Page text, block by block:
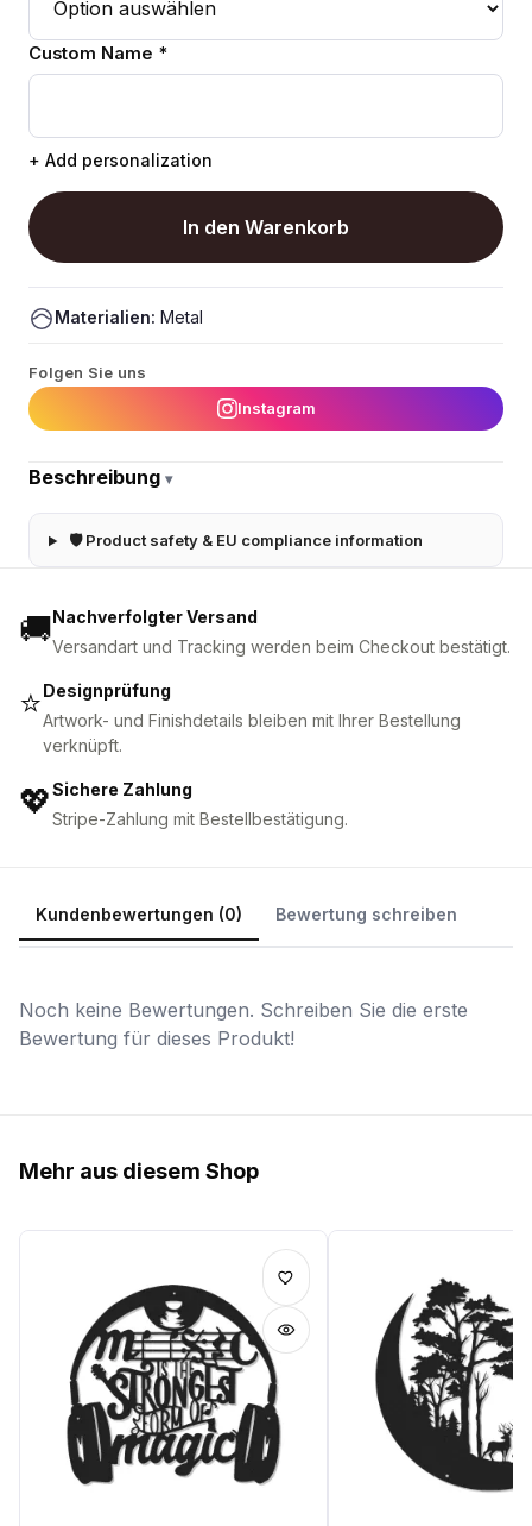
Custom Name *
+ Add personalization
In den Warenkorb
Materialien: Metal
Folgen Sie uns
Instagram
Beschreibung ▾
🛡 Product safety & EU compliance information
🚚Nachverfolgter Versand
Versandart und Tracking werden beim Checkout bestätigt.
⭐Designprüfung
Artwork- und Finishdetails bleiben mit Ihrer Bestellung
verknüpft.
💖Sichere Zahlung
Stripe-Zahlung mit Bestellbestätigung.
Kundenbewertungen (0) Bewertung schreiben
Noch keine Bewertungen. Schreiben Sie die erste
Bewertung für dieses Produkt!
Mehr aus diesem Shop